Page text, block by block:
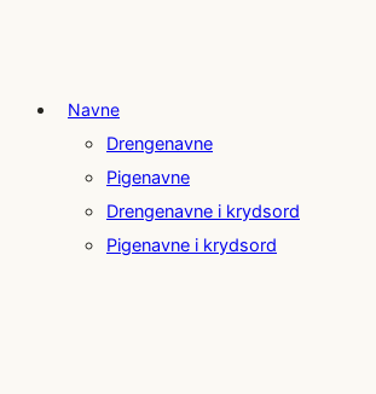
Navne
Drengenavne
Pigenavne
Drengenavne i krydsord
Pigenavne i krydsord